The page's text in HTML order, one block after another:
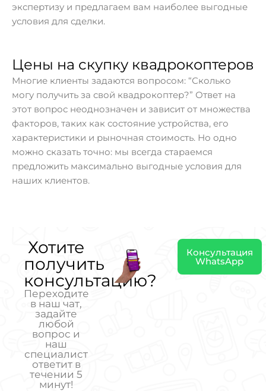
экспертизу и предлагаем вам наиболее выгодные
условия для сделки.
Цены на скупку квадрокоптеров
Многие клиенты задаются вопросом: “Сколько
могу получить за свой квадрокоптер?” Ответ на
этот вопрос неоднозначен и зависит от множества
факторов, таких как состояние устройства, его
характеристики и рыночная стоимость. Но одно
можно сказать точно: мы всегда стараемся
предложить максимально выгодные условия для
наших клиентов.
Хотите
получить
консультацию?
Переходите
в наш чат,
задайте
любой
вопрос и
наш
специалист
ответит в
течении 5
минут!
Консультация
WhatsApp